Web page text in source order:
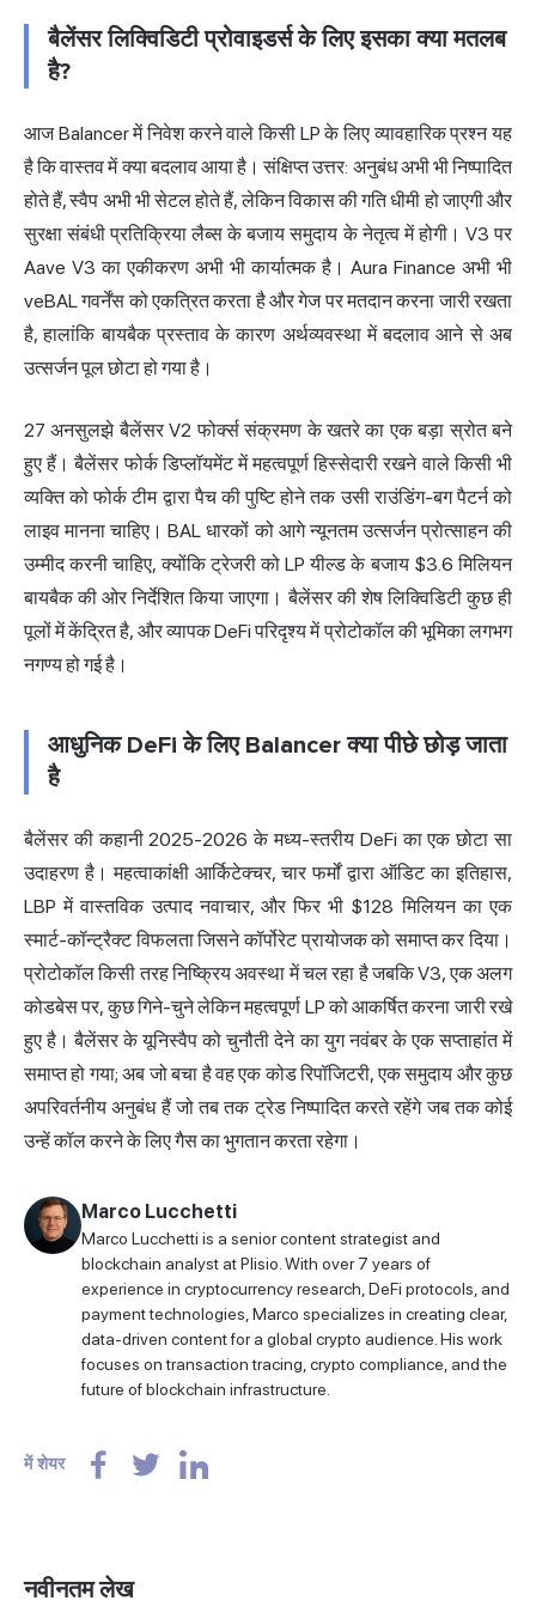
बैलेंसर लिक्विडिटी प्रोवाइडर्स के लिए इसका क्या मतलब
है?
आज Balancer में निवेश करने वाले किसी LP के लिए व्यावहारिक प्रश्न यह
है कि वास्तव में क्या बदलाव आया है। संक्षिप्त उत्तर: अनुबंध अभी भी निष्पादित
होते हैं, स्वैप अभी भी सेटल होते हैं, लेकिन विकास की गति धीमी हो जाएगी और
सुरक्षा संबंधी प्रतिक्रिया लैब्स के बजाय समुदाय के नेतृत्व में होगी। V3 पर
Aave V3 का एकीकरण अभी भी कार्यात्मक है। Aura Finance अभी भी
veBAL गवर्नेंस को एकत्रित करता है और गेज पर मतदान करना जारी रखता
है, हालांकि बायबैक प्रस्ताव के कारण अर्थव्यवस्था में बदलाव आने से अब
उत्सर्जन पूल छोटा हो गया है।
27 अनसुलझे बैलेंसर V2 फोर्क्स संक्रमण के खतरे का एक बड़ा स्रोत बने
हुए हैं। बैलेंसर फोर्क डिप्लॉयमेंट में महत्वपूर्ण हिस्सेदारी रखने वाले किसी भी
व्यक्ति को फोर्क टीम द्वारा पैच की पुष्टि होने तक उसी राउंडिंग-बग पैटर्न को
लाइव मानना चाहिए। BAL धारकों को आगे न्यूनतम उत्सर्जन प्रोत्साहन की
उम्मीद करनी चाहिए, क्योंकि ट्रेजरी को LP यील्ड के बजाय $3.6 मिलियन
बायबैक की ओर निर्देशित किया जाएगा। बैलेंसर की शेष लिक्विडिटी कुछ ही
पूलों में केंद्रित है, और व्यापक DeFi परिदृश्य में प्रोटोकॉल की भूमिका लगभग
नगण्य हो गई है।
आधुनिक DeFi के लिए Balancer क्या पीछे छोड़ जाता
है
बैलेंसर की कहानी 2025-2026 के मध्य-स्तरीय DeFi का एक छोटा सा
उदाहरण है। महत्वाकांक्षी आर्किटेक्चर, चार फर्मों द्वारा ऑडिट का इतिहास,
LBP में वास्तविक उत्पाद नवाचार, और फिर भी $128 मिलियन का एक
स्मार्ट-कॉन्ट्रैक्ट विफलता जिसने कॉर्पोरेट प्रायोजक को समाप्त कर दिया।
प्रोटोकॉल किसी तरह निष्क्रिय अवस्था में चल रहा है जबकि V3, एक अलग
कोडबेस पर, कुछ गिने-चुने लेकिन महत्वपूर्ण LP को आकर्षित करना जारी रखे
हुए है। बैलेंसर के यूनिस्वैप को चुनौती देने का युग नवंबर के एक सप्ताहांत में
समाप्त हो गया; अब जो बचा है वह एक कोड रिपॉजिटरी, एक समुदाय और कुछ
अपरिवर्तनीय अनुबंध हैं जो तब तक ट्रेड निष्पादित करते रहेंगे जब तक कोई
उन्हें कॉल करने के लिए गैस का भुगतान करता रहेगा।
Marco Lucchetti
Marco Lucchetti is a senior content strategist and
blockchain analyst at Plisio. With over 7 years of
experience in cryptocurrency research, DeFi protocols, and
payment technologies, Marco specializes in creating clear,
data-driven content for a global crypto audience. His work
focuses on transaction tracing, crypto compliance, and the
future of blockchain infrastructure.
में शेयर
नवीनतम लेख